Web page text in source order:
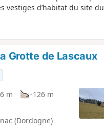
vestiges d’habitat du site
d’une voie romaine,
du chemin de fer,
au point de mériter sous la
de Port-Léon. De la
à l’entrée Est du village,
de Clérans et du
du XIIe, au toit de
du Périgord Noir.
Grotte de Lascaux
m
-126 m
(Dordogne)